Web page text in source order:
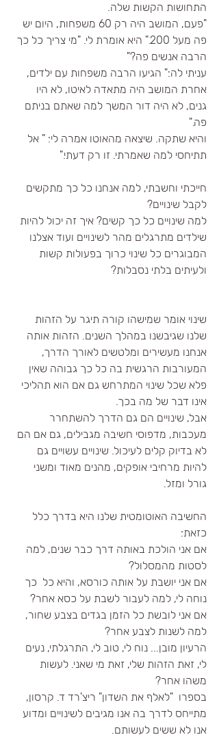
התחושות הקשות שלה.
"פעם, המושב היה רק 60 משפחות, היום יש
פה מעל 200." היא אומרת לי. "מי צריך כל כך
הרבה אנשים פה?"
עניתי לה:" הגיעו הרבה משפחות עם ילדים,
אחרת המושב היה מתאדה לאיטו, לא היו
גנים, לא היה דור המשך למה שאתם בניתם
פה."
והיא שתקה. שיצאה מהאוטו אמרה לי: " אל
תתיחסי למה שאמרתי. זו רק דעתי."
חייכתי וחשבתי, למה אנחנו כל כך מתקשים
לקבל שינויים?
למה שינויים כל כך קשים? איך זה יכול להיות
שילדים מתרגלים מהר לשינויים ועוד אצלנו
המבוגרים כל שינוי כרוך בפעולות קשות
ולעיתים בלתי נסבלות?
שינוי אומר שמישהו קורה תיגר על הזהות
שלנו שגיבשנו במהלך השנים. הזהות אותה
אנחנו מעשירים ומלטשים לאורך הדרך,
המעורבות הרגשית בה כל כך גבוהה שאין
פלא שכל שינוי המתרחש גם אם הוא תהליכי
אינו דבר של מה בכך.
אבל, שינויים הם גם הדרך להשתחרר
מעכבות, מדפוסי חשיבה מגבילים, גם אם הם
לא בדיוק קלים לעיכול. שינויים עשויים גם
להיות מרחיבי אופקים, מהנים מאוד ומשני
גורל ומזל.
החשיבה האוטומטית שלנו היא בדרך כלל
כזאת:
אם אני הולכת באותה דרך כבר שנים, למה
לסטות מהמסלול?
אם אני יושבת על אותה כורסא, והיא כל  כך
נוחה לי, למה לעבור לשבת על כסא אחר?
אם אני לובשת כל הזמן בגדים בצבע שחור,
למה לשנות לצבע אחר?
הרעיון מובן... נוח לי, טוב לי, התרגלתי, נעים
לי, זאת הזהות שלי, זאת מי שאני. לעשות
משהו אחר?
בספרו  "לאלף את השדון" ריצ'רד ד. קרסון,
מתייחס לדרך בה אנו מגיבים לשינויים ומדוע
אנו לא ששים לעשותם.